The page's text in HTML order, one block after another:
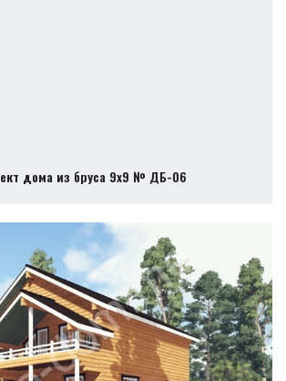
дома из бруса 9х9 № ДБ-06